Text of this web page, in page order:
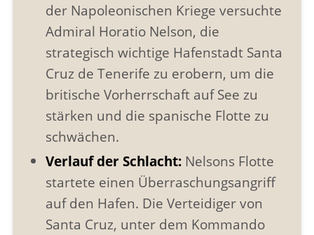
der Napoleonischen Kriege versuchte
Admiral Horatio Nelson, die
strategisch wichtige Hafenstadt Santa
Cruz de Tenerife zu erobern, um die
britische Vorherrschaft auf See zu
stärken und die spanische Flotte zu
schwächen.
Verlauf der Schlacht:Nelsons Flotte
startete einen Überraschungsangriff
auf den Hafen. Die Verteidiger von
Santa Cruz, unter dem Kommando